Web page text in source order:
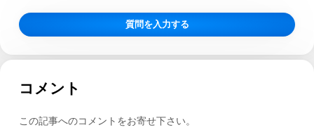
質問を入力する
コメント
この記事へのコメントをお寄せ下さい。